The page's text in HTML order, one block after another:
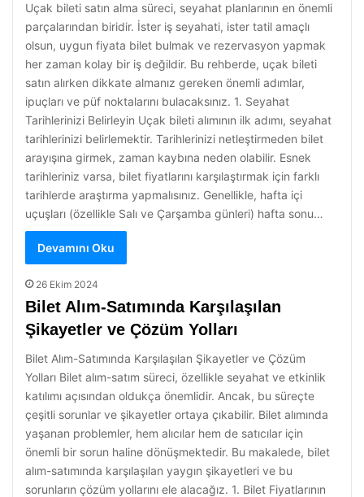
Uçak bileti satın alma süreci, seyahat planlarının en önemli
parçalarından biridir. İster iş seyahati, ister tatil amaçlı
olsun, uygun fiyata bilet bulmak ve rezervasyon yapmak
her zaman kolay bir iş değildir. Bu rehberde, uçak bileti
satın alırken dikkate almanız gereken önemli adımlar,
ipuçları ve püf noktalarını bulacaksınız. 1. Seyahat
Tarihlerinizi Belirleyin Uçak bileti alımının ilk adımı, seyahat
tarihlerinizi belirlemektir. Tarihlerinizi netleştirmeden bilet
arayışına girmek, zaman kaybına neden olabilir. Esnek
tarihleriniz varsa, bilet fiyatlarını karşılaştırmak için farklı
tarihlerde araştırma yapmalısınız. Genellikle, hafta içi
uçuşları (özellikle Salı ve Çarşamba günleri) hafta sonu…
Devamını Oku
26 Ekim 2024
Bilet Alım-Satımında Karşılaşılan
Şikayetler ve Çözüm Yolları
Bilet Alım-Satımında Karşılaşılan Şikayetler ve Çözüm
Yolları Bilet alım-satım süreci, özellikle seyahat ve etkinlik
katılımı açısından oldukça önemlidir. Ancak, bu süreçte
çeşitli sorunlar ve şikayetler ortaya çıkabilir. Bilet alımında
yaşanan problemler, hem alıcılar hem de satıcılar için
önemli bir sorun haline dönüşmektedir. Bu makalede, bilet
alım-satımında karşılaşılan yaygın şikayetleri ve bu
sorunların çözüm yollarını ele alacağız. 1. Bilet Fiyatlarının